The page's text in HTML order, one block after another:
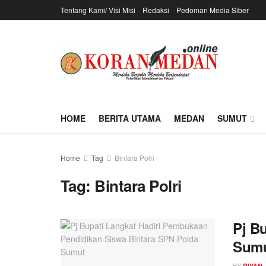
Tentang Kami/ Visi Misi Redaksi Pedoman Media Siber
HOME BERITA UTAMA MEDAN SUMUT
Home Tag Bintara Polri
Tag: Bintara Polri
Pj